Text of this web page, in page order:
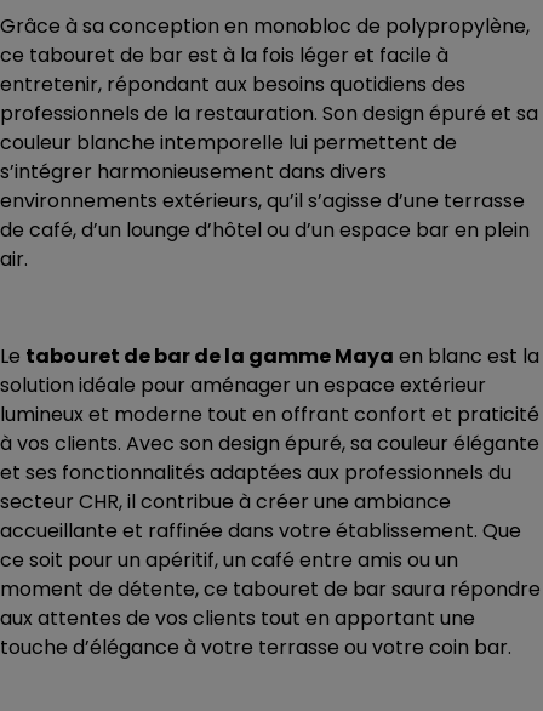
Grâce à sa conception en monobloc de polypropylène,
ce tabouret de bar est à la fois léger et facile à
entretenir, répondant aux besoins quotidiens des
professionnels de la restauration. Son design épuré et sa
couleur blanche intemporelle lui permettent de
s’intégrer harmonieusement dans divers
environnements extérieurs, qu’il s’agisse d’une terrasse
de café, d’un lounge d’hôtel ou d’un espace bar en plein
air.
Le tabouret de bar de la gamme Maya en blanc est la
solution idéale pour aménager un espace extérieur
lumineux et moderne tout en offrant confort et praticité
à vos clients. Avec son design épuré, sa couleur élégante
et ses fonctionnalités adaptées aux professionnels du
secteur CHR, il contribue à créer une ambiance
accueillante et raffinée dans votre établissement. Que
ce soit pour un apéritif, un café entre amis ou un
moment de détente, ce tabouret de bar saura répondre
aux attentes de vos clients tout en apportant une
touche d’élégance à votre terrasse ou votre coin bar.